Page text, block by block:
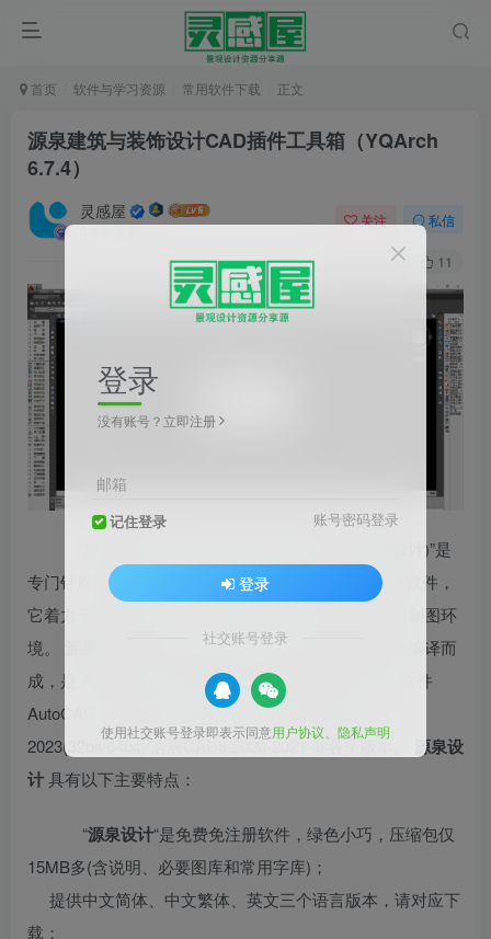
首页 软件与学习资源 常用软件下载 正文
源泉建筑与装饰设计CAD插件工具箱（YQArch
6.7.4）
灵感屋
3年前更新
关注 私信
8093 11
)”是
专门针对建筑设计、装饰设计及相关专业的辅助绘图软件，
它着力于为用户打造了一个简单、易用、快捷的CAD制图环
境。
的核心是由 Visual LISP 语言编写再经编译而
成，是 AutoDesk 公司的著名计算机辅助设计(CAD)软件
AutoCAD 的外挂程序，可运行于 AutoCAD2004-
2023(32bit/64bit)/浩辰CAD8,2020-2021 等各个版本。
源泉设
计具有以下主要特点：
“源泉设计“是免费免注册软件，绿色小巧，压缩包仅
15MB多(含说明、必要图库和常用字库)；
提供中文简体、中文繁体、英文三个语言版本，请对应下
载；
登录
没有账号？立即注册
邮箱
记住登录 账号密码登录
登录
社交账号登录
使用社交账号登录即表示同意用户协议 隐私声明